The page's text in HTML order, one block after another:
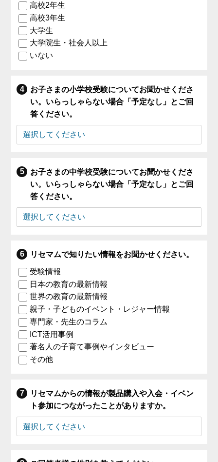
高校2年生
高校3年生
大学生
大学院生・社会人以上
いない
お子さまの小学校受験についてお聞かせくださ
い。いらっしゃらない場合「予定なし」とご回
答ください。
お子さまの中学校受験についてお聞かせくださ
い。いらっしゃらない場合「予定なし」とご回
答ください。
リセマムで知りたい情報をお聞かせください。
受験情報
日本の教育の最新情報
世界の教育の最新情報
親子・子どものイベント・レジャー情報
専門家・先生のコラム
ICT活用事例
著名人の子育て事例やインタビュー
その他
リセマムからの情報が製品購入や入会・イベン
ト参加につながったことがありますか。